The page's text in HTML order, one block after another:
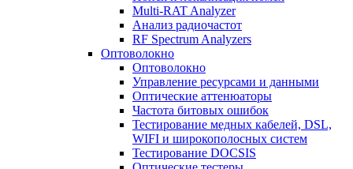
Multi-RAT Analyzer
Анализ радиочастот
RF Spectrum Analyzers
Оптоволокно
Оптоволокно
Управление ресурсами и данными
Оптические aттенюаторы
Частота битовых ошибок
Тестирование медных кабелей, DSL,
WIFI и широкополосных систем
Тестирование DOCSIS